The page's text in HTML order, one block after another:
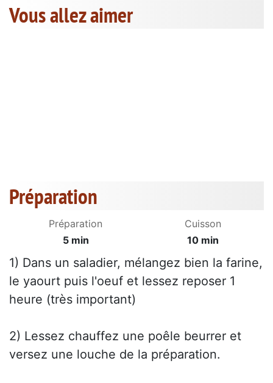
Vous allez aimer
Préparation
Préparation
5 min
Cuisson
10 min
1) Dans un saladier, mélangez bien la farine,
le yaourt puis l'oeuf et lessez reposer 1
heure (très important)
2) Lessez chauffez une poêle beurrer et
versez une louche de la préparation.